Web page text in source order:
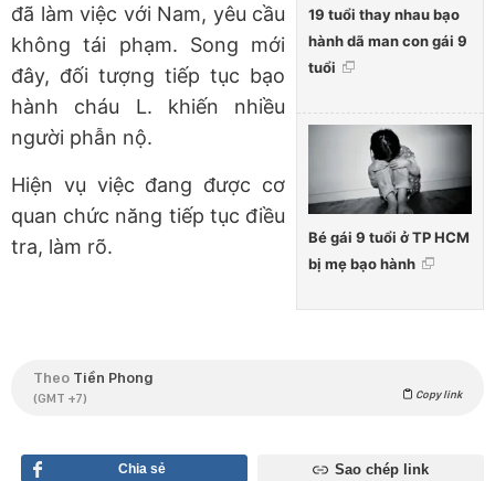
19 tuổi thay nhau bạo
hành dã man con gái 9
tuổi
Bé gái 9 tuổi ở TP HCM
bị mẹ bạo hành
đã làm việc với Nam, yêu cầu
không tái phạm. Song mới
đây, đối tượng tiếp tục bạo
hành cháu L. khiến nhiều
người phẫn nộ.
Hiện vụ việc đang được cơ
quan chức năng tiếp tục điều
tra, làm rõ.
Theo Tiền Phong
(GMT +7) Copy link
Chia sẻ Sao chép link